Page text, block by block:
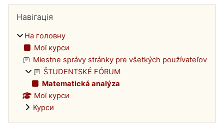
Блоки
Навігація
На головну
Мої курси
Miestne správy stránky pre všetkých používateľov
ŠTUDENTSKÉ FÓRUM
Matematická analýza
Мої курси
Курси